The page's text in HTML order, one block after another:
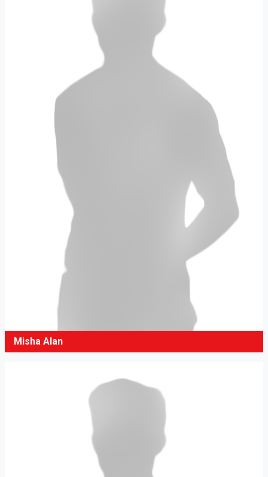
Misha Alan